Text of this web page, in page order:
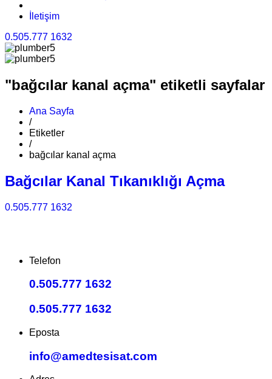
İletişim
0.505.777 1632
"bağcılar kanal açma" etiketli sayfalar
Ana Sayfa
/
Etiketler
/
bağcılar kanal açma
Bağcılar Kanal Tıkanıklığı Açma
0.505.777 1632
Telefon
0.505.777 1632
0.505.777 1632
Eposta
info@amedtesisat.com